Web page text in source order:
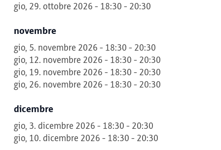
gio, 29. ottobre 2026 - 18:30 - 20:30
novembre
gio, 5. novembre 2026 - 18:30 - 20:30
gio, 12. novembre 2026 - 18:30 - 20:30
gio, 19. novembre 2026 - 18:30 - 20:30
gio, 26. novembre 2026 - 18:30 - 20:30
dicembre
gio, 3. dicembre 2026 - 18:30 - 20:30
gio, 10. dicembre 2026 - 18:30 - 20:30